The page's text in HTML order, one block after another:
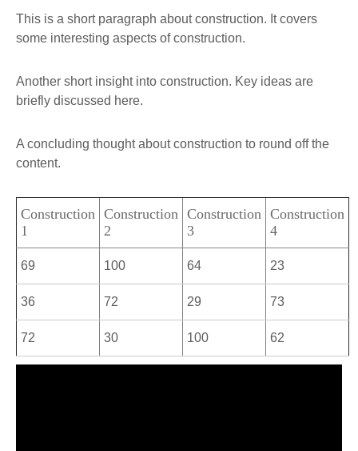
This is a short paragraph about construction. It covers
some interesting aspects of construction.
Another short insight into construction. Key ideas are
briefly discussed here.
A concluding thought about construction to round off the
content.
Construction
1
Construction
2
Construction
3
Construction
4
69 100 64 23
36 72 29 73
72 30 100 62